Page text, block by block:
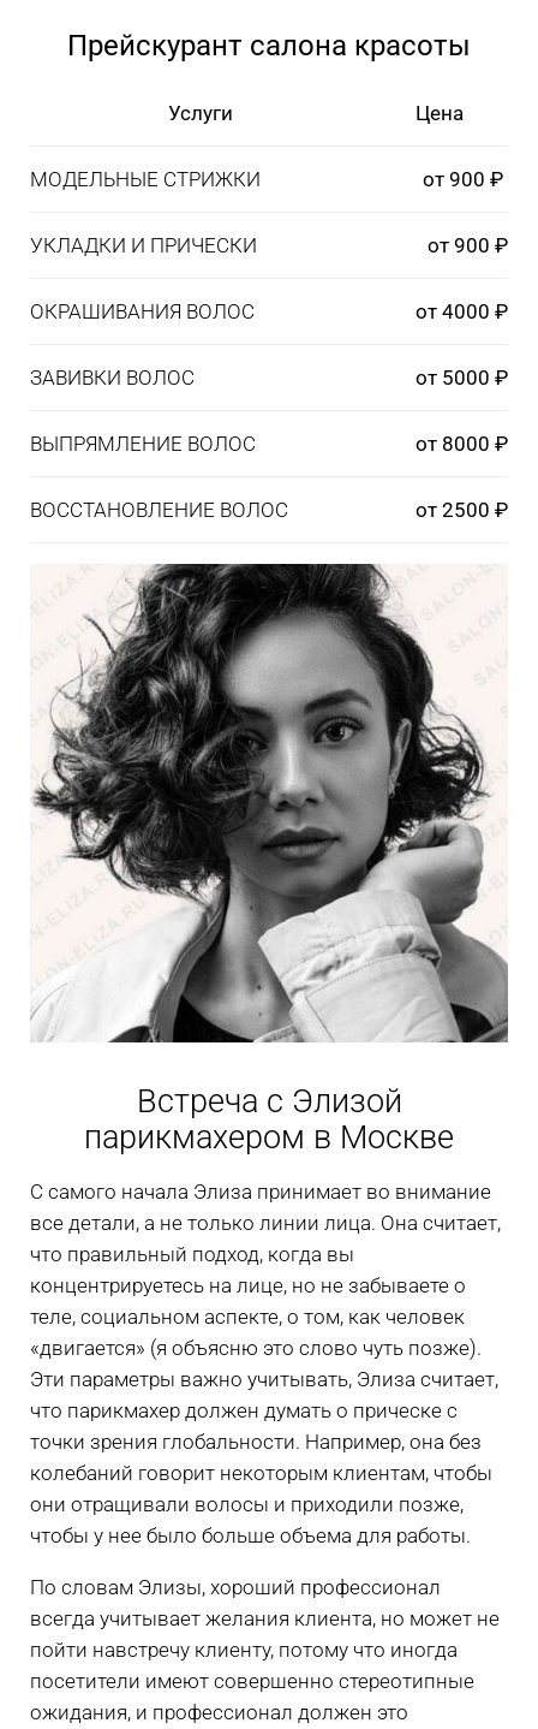
Прейскурант салона красоты
Услуги Цена
МОДЕЛЬНЫЕ СТРИЖКИ от 900 ₽ ­
УКЛАДКИ И ПРИЧЕСКИ от 900 ₽
ОКРАШИВАНИЯ ВОЛОС от 4000 ₽
ЗАВИВКИ ВОЛОС от 5000 ₽
ВЫПРЯМЛЕНИЕ ВОЛОС от 8000 ₽
ВОССТАНОВЛЕНИЕ ВОЛОС от 2500 ₽
Встреча с Элизой
парикмахером в Москве
С самого начала Элиза принимает во внимание
все детали, а не только линии лица. Она считает,
что правильный подход, когда вы
концентрируетесь на лице, но не забываете о
теле, социальном аспекте, о том, как человек
«двигается» (я объясню это слово чуть позже).
Эти параметры важно учитывать, Элиза считает,
что парикмахер должен думать о прическе с
точки зрения глобальности. Например, она без
колебаний говорит некоторым клиентам, чтобы
они отращивали волосы и приходили позже,
чтобы у нее было больше объема для работы.
По словам Элизы, хороший профессионал
всегда учитывает желания клиента, но может не
пойти навстречу клиенту, потому что иногда
посетители имеют совершенно стереотипные
ожидания, и профессионал должен это